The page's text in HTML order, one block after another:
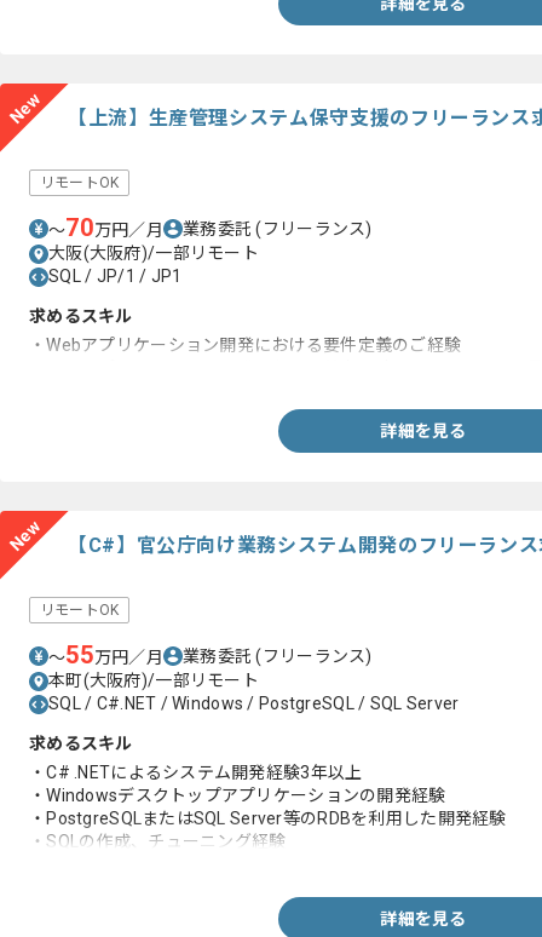
New 【上流】生産管理システム保守支援のフリーランス
リモートOK
〜70万円／月 業務委託(フリーランス)
大阪(大阪府)/一部リモート
SQL / JP/1 / JP1
求めるスキル
・Webアプリケーション開発における要件定義のご経験
詳細を見る
New 【C#】官公庁向け業務システム開発のフリーラン
リモートOK
〜55万円／月 業務委託(フリーランス)
本町(大阪府)/一部リモート
SQL / C#.NET / Windows / PostgreSQL / SQL Server
求めるスキル
・C# .NETによるシステム開発経験3年以上
・Windowsデスクトップアプリケーションの開発経験
・PostgreSQLまたはSQL Server等のRDBを利用した開発経験
・SQLの作成、チューニング経験
詳細を見る